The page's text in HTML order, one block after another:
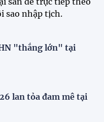
lai sau tin đồn sang
sao trẻ của ĐT Việt